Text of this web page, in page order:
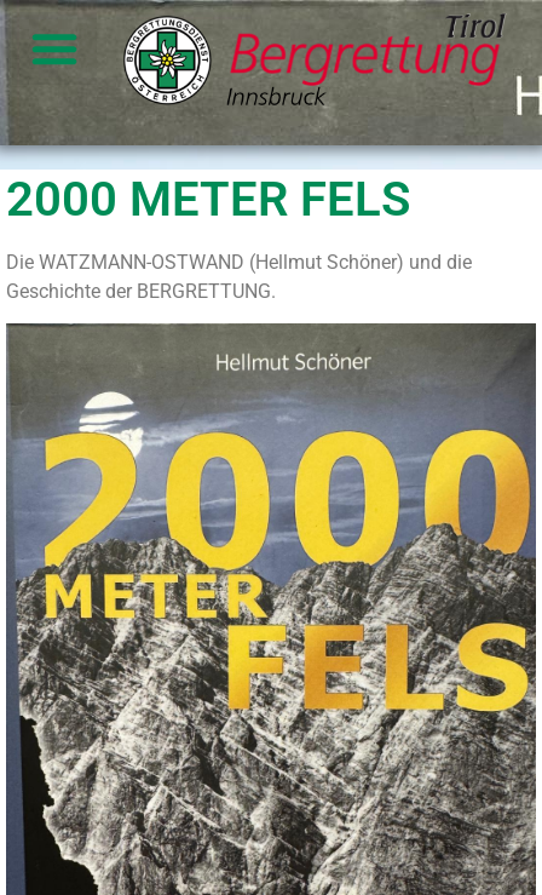
2000 METER FELS
Die WATZMANN-OSTWAND (Hellmut Schöner) und die
Geschichte der BERGRETTUNG.